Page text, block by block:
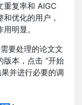
重复率和 AIGC
优化的用户，
明显。
要处理的论文文
版本，点击 “开始
并进行必要的调